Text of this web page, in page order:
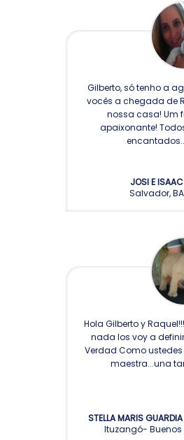
Gilberto, só tenho a
vocês a chegada de
nossa casa! Um
apaixonante!
JOSI E ISAAC
Salvador, BA
Hola Gilberto y
nada los voy a
Verdad Como
maestra...una
STELLA MARIS
ANIBAL GUARDIA.HNOS.
Ituzangó- Buenos